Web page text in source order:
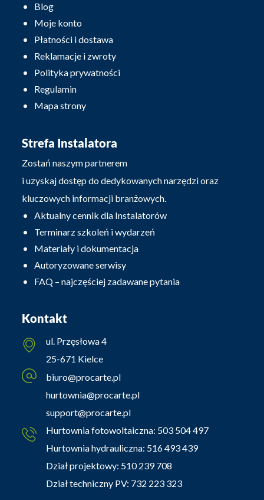
Blog
Moje konto
Płatności i dostawa
Reklamacje i zwroty
Polityka prywatności
Regulamin
Mapa strony
Strefa Instalatora
Zostań naszym partnerem
i uzyskaj dostęp do dedykowanych narzędzi oraz
kluczowych informacji branżowych.
Aktualny cennik dla Instalatorów
Terminarz szkoleń i wydarzeń
Materiały i dokumentacja
Autoryzowane serwisy
FAQ – najczęściej zadawane pytania
Kontakt
ul. Przęsłowa 4
25-671 Kielce
biuro@procarte.pl
hurtownia@procarte.pl
support@procarte.pl
Hurtownia fotowoltaiczna: 503 504 497
Hurtownia hydrauliczna: 516 493 439
Dział projektowy: 510 239 708
Dział techniczny PV: 732 223 323